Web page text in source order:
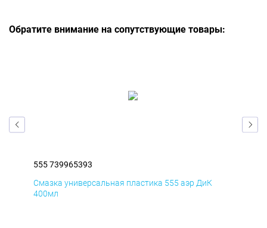
Обратите внимание на сопутствующие товары:
555 739965393
Смазка универсальная пластика 555 аэр ДиК
400мл